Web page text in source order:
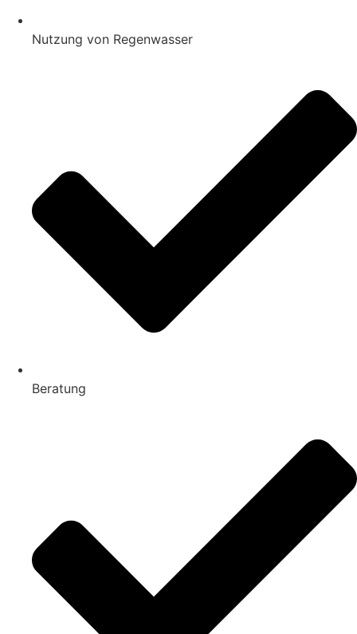
Nutzung von Regenwasser
Beratung